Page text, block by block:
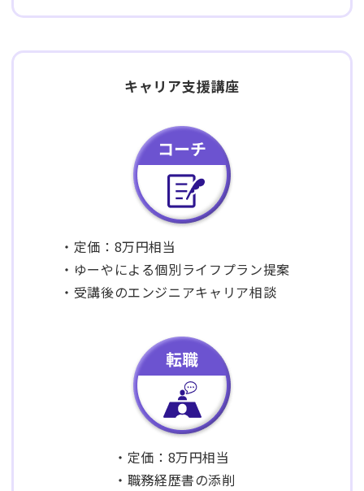
キャリア支援講座
・定価：8万円相当
・ゆーやによる個別ライフプラン提案
・受講後のエンジニアキャリア相談
・定価：8万円相当
・職務経歴書の添削